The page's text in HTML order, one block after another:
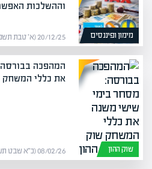
מימון ופיננסים
וההשלכות
20/12/25 (א׳ טבת תשפ״ו) | מערכת אפיק
שוק ההון
המהפכה
את כללי המשחק
08/02/26 (כ״א שבט תשפ״ו) | מערכת אפיק